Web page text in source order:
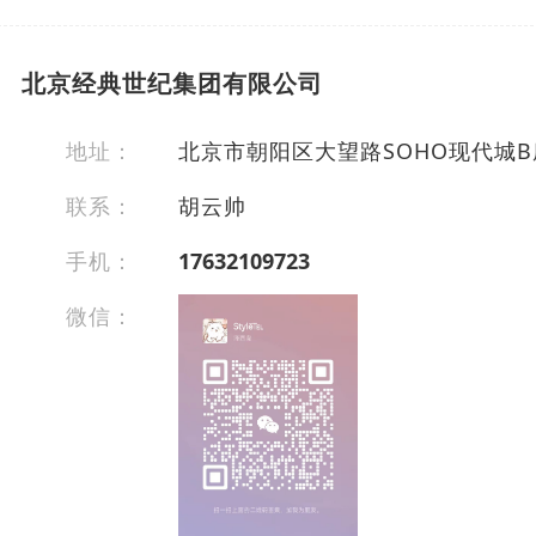
北京经典世纪集团有限公司
地址：
北京市朝阳区大望路SOHO现代城
联系：
胡云帅
手机：
17632109723
微信：